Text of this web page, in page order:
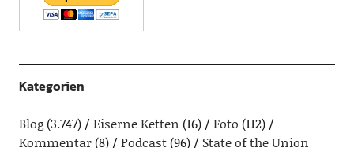
Kategorien
Blog(3.747) Eiserne Ketten (16) Foto (112)
Kommentar(8) Podcast(96) State of the Union